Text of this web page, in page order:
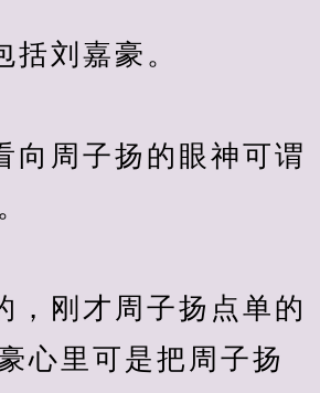
嘉豪。
子扬的眼神可谓
才周子扬点单的
心里可是把周子扬